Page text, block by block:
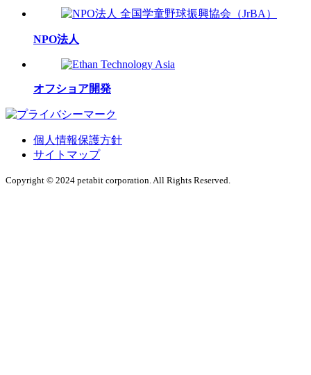
NPO法人
オフショア開発
個人情報保護方針
サイトマップ
Copyright © 2024 petabit corporation. All Rights Reserved.